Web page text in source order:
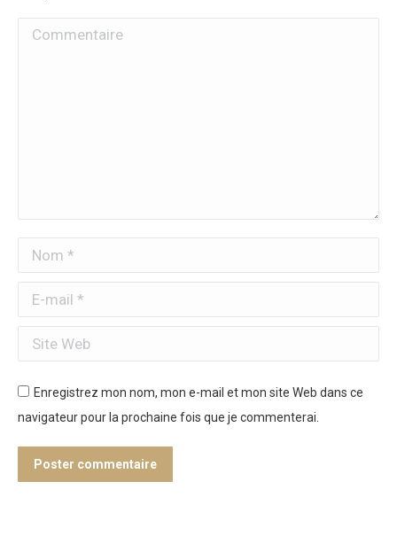
Commentaire
Nom *
E-mail *
Site Web
Enregistrez mon nom, mon e-mail et mon site Web dans ce
navigateur pour la prochaine fois que je commenterai.
Poster commentaire